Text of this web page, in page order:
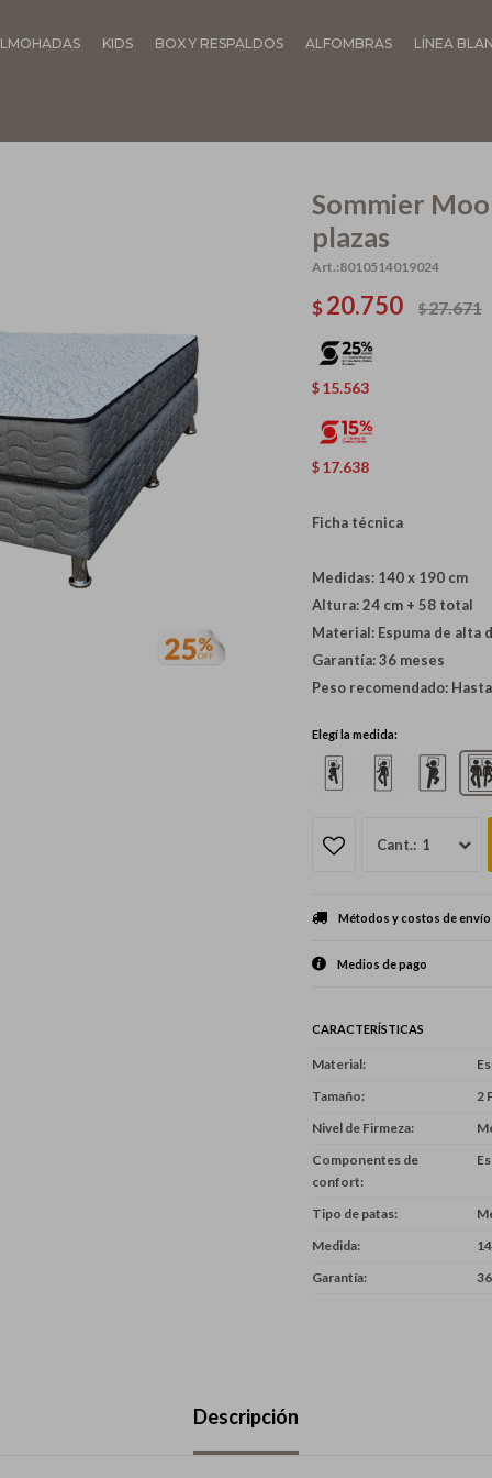
KIDS BOX Y RESPALDOS ALFOMBRAS LÍNEA
Sommier
plazas
8010514019024
$20.750 $27.671
$ 15.563
$ 17.638
Ficha técnica
Medidas: 140 x 190 cm
Altura: 24 cm + 58 total
Material: Espuma de alta
Garantía: 36 meses
Peso recomendado:
Elegí la medida:
1
Métodos y costos de envío
Medios de pago
CARACTERÍSTICAS
Material
Tamaño
2
Nivel de Firmeza
Componentes de
confort
Tipo de patas
Medida
Garantía
Descripción